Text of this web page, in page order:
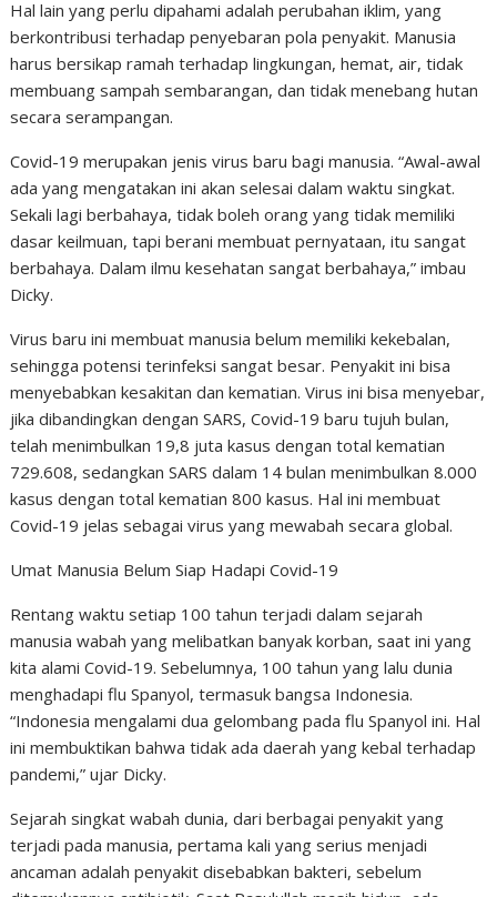
Hal lain yang perlu dipahami adalah perubahan iklim, yang
berkontribusi terhadap penyebaran pola penyakit. Manusia
harus bersikap ramah terhadap lingkungan, hemat, air, tidak
membuang sampah sembarangan, dan tidak menebang hutan
secara serampangan.
Covid-19 merupakan jenis virus baru bagi manusia. “Awal-awal
ada yang mengatakan ini akan selesai dalam waktu singkat.
Sekali lagi berbahaya, tidak boleh orang yang tidak memiliki
dasar keilmuan, tapi berani membuat pernyataan, itu sangat
berbahaya. Dalam ilmu kesehatan sangat berbahaya,” imbau
Dicky.
Virus baru ini membuat manusia belum memiliki kekebalan,
sehingga potensi terinfeksi sangat besar. Penyakit ini bisa
menyebabkan kesakitan dan kematian. Virus ini bisa menyebar,
jika dibandingkan dengan SARS, Covid-19 baru tujuh bulan,
telah menimbulkan 19,8 juta kasus dengan total kematian
729.608, sedangkan SARS dalam 14 bulan menimbulkan 8.000
kasus dengan total kematian 800 kasus. Hal ini membuat
Covid-19 jelas sebagai virus yang mewabah secara global.
Umat Manusia Belum Siap Hadapi Covid-19
Rentang waktu setiap 100 tahun terjadi dalam sejarah
manusia wabah yang melibatkan banyak korban, saat ini yang
kita alami Covid-19. Sebelumnya, 100 tahun yang lalu dunia
menghadapi flu Spanyol, termasuk bangsa Indonesia.
“Indonesia mengalami dua gelombang pada flu Spanyol ini. Hal
ini membuktikan bahwa tidak ada daerah yang kebal terhadap
pandemi,” ujar Dicky.
Sejarah singkat wabah dunia, dari berbagai penyakit yang
terjadi pada manusia, pertama kali yang serius menjadi
ancaman adalah penyakit disebabkan bakteri, sebelum